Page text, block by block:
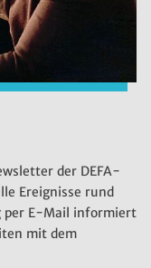
der DEFA-
Ereignisse rund
per E-Mail informiert
mit dem